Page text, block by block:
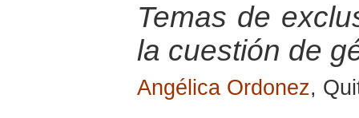
Temas de
la cuestión de
Angélica Ordonez,